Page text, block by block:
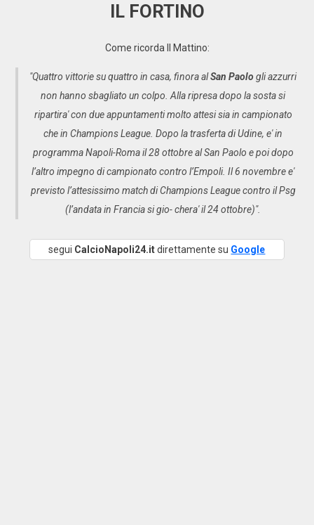
IL FORTINO
Come ricorda Il Mattino:
"Quattro vittorie su quattro in casa, finora alSan Paologli azzurri
non hanno sbagliato un colpo. Alla ripresa dopo la sosta si
ripartira' con due appuntamenti molto attesi sia in campionato
che in Champions League. Dopo la trasferta di Udine, e' in
programma Napoli-Roma il 28 ottobre al San Paolo e poi dopo
l’altro impegno di campionato contro l’Empoli. Il 6 novembre e'
previsto l’attesissimo match di Champions League contro il Psg
(l’andata in Francia si gio- chera' il 24 ottobre)".
segui CalcioNapoli24.itdirettamente su Google